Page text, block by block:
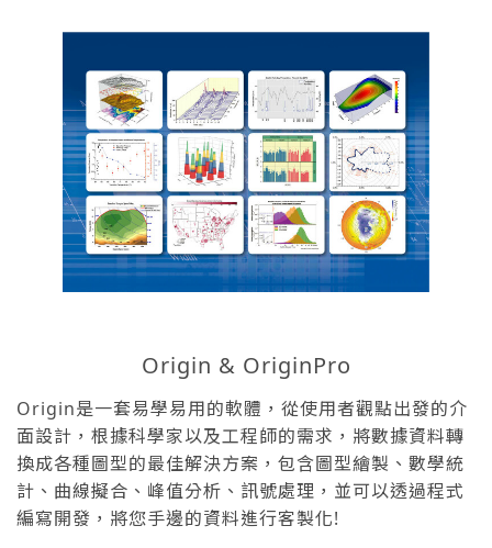
Origin & OriginPro
Origin是一套易學易用的軟體，從使用者觀點出發的介
面設計，根據科學家以及工程師的需求，將數據資料轉
換成各種圖型的最佳解決方案，包含圖型繪製、數學統
計、曲線擬合、峰值分析、訊號處理，並可以透過程式
編寫開發，將您手邊的資料進行客製化!